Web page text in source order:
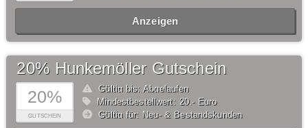
Anzeigen
20%
GUTSCHEIN
20% Hunkemöller Gutschein
Gültig bis: Abgelaufen
Mindestbestellwert: 20,- Euro
Gültig für: Neu- & Bestandskunden